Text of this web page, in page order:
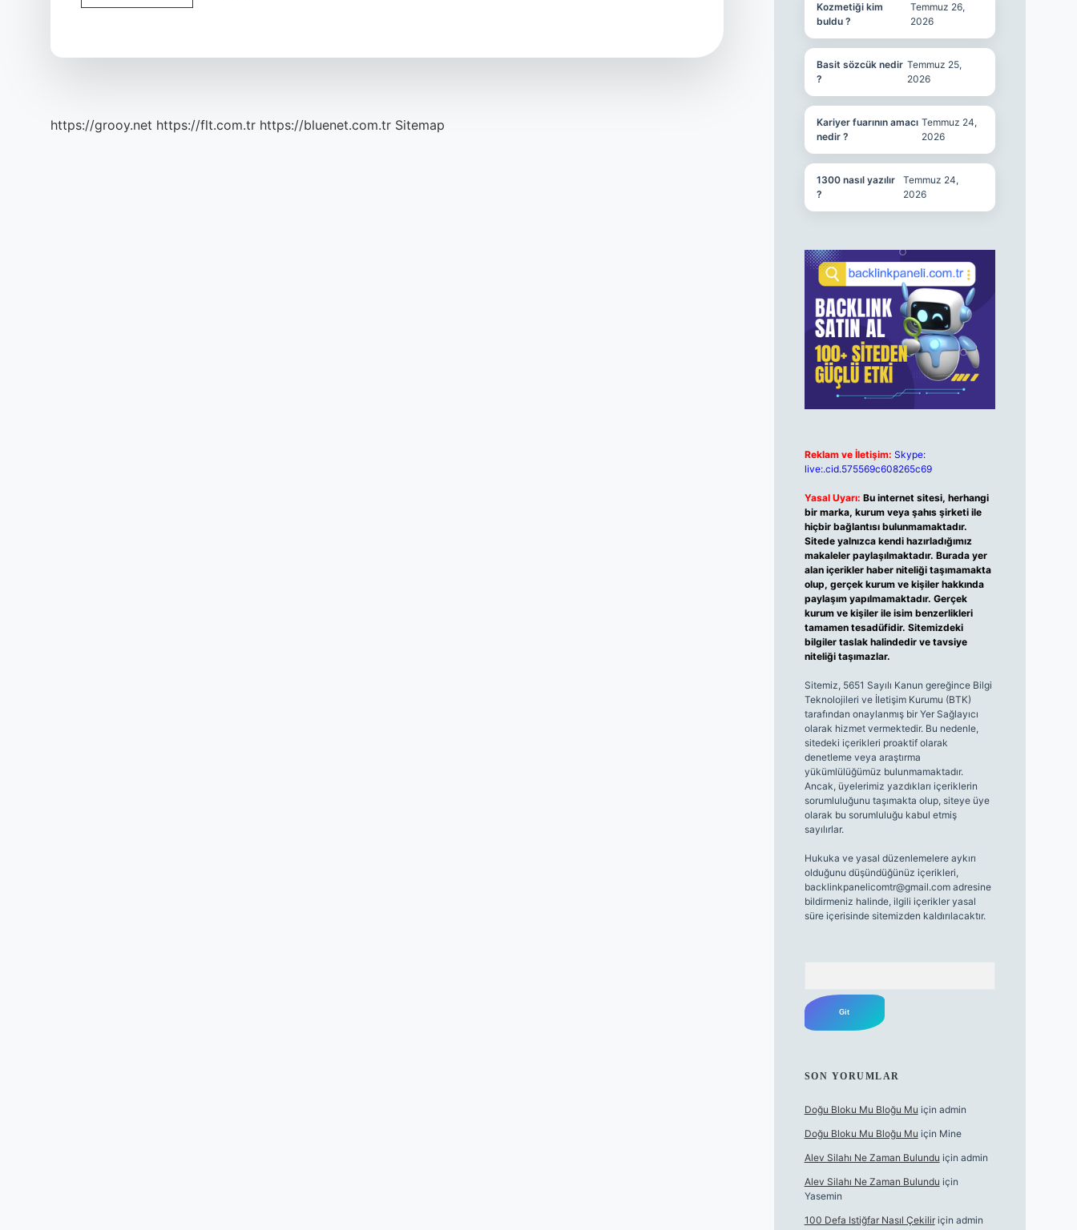
Çekten
https://grooy.net https://flt.com.tr https://bluenet.com.tr Sitemap
Kozmetiği kim
buldu ?
Temmuz 26,
2026
Basit sözcük nedir
?
Temmuz 25,
2026
Kariyer fuarının amacı
nedir ?
Temmuz 24,
2026
1300 nasıl yazılır
?
Temmuz 24,
2026
Reklam ve İletişim: Skype:
live:.cid.575569c608265c69
Yasal Uyarı: Bu internet sitesi, herhangi
bir marka, kurum veya şahıs şirketi ile
hiçbir bağlantısı bulunmamaktadır.
Sitede yalnızca kendi hazırladığımız
makaleler paylaşılmaktadır. Burada yer
alan içerikler haber niteliği taşımamakta
olup, gerçek kurum ve kişiler hakkında
paylaşım yapılmamaktadır. Gerçek
kurum ve kişiler ile isim benzerlikleri
tamamen tesadüfidir. Sitemizdeki
bilgiler taslak halindedir ve tavsiye
niteliği taşımazlar.
Sitemiz, 5651 Sayılı Kanun gereğince Bilgi
Teknolojileri ve İletişim Kurumu (BTK)
tarafından onaylanmış bir Yer Sağlayıcı
olarak hizmet vermektedir. Bu nedenle,
sitedeki içerikleri proaktif olarak
denetleme veya araştırma
yükümlülüğümüz bulunmamaktadır.
Ancak, üyelerimiz yazdıkları içeriklerin
sorumluluğunu taşımakta olup, siteye üye
olarak bu sorumluluğu kabul etmiş
sayılırlar.
Hukuka ve yasal düzenlemelere aykırı
olduğunu düşündüğünüz içerikleri,
backlinkpanelicomtr@gmail.comadresine
bildirmeniz halinde, ilgili içerikler yasal
süre içerisinde sitemizden kaldırılacaktır.
SON YORUMLAR
Doğu Bloku Mu Bloğu Mu için admin
Doğu Bloku Mu Bloğu Mu için Mine
Alev Silahı Ne Zaman Bulundu için admin
Alev Silahı Ne Zaman Bulundu için
Yasemin
100 Defa Istiğfar Nasıl Çekiliriçin admin